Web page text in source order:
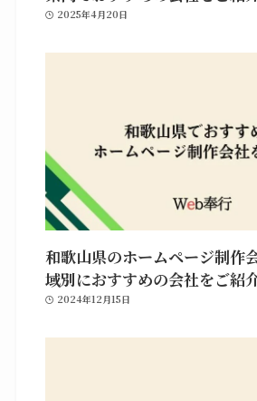
2025年4月20日
和歌山県のホームページ制作
域別におすすめの会社をご紹
2024年12月15日